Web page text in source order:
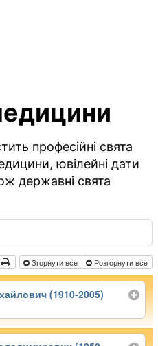
професійні свята
ювілейні дати
державні свята
Згорнути все Розгорнути все
(1910-2005)